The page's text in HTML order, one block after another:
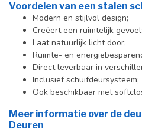
Voordelen van een stalen
Modern en stijlvol design;
Creëert een ruimtelijk gevoel;
Laat natuurlijk licht door;
Ruimte- en
Direct leverbaar in
Inclusief schuifdeursysteem;
Ook beschikbaar met
Meer informatie over de
Deuren